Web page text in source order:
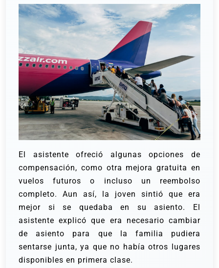
El asistente ofreció algunas opciones de
compensación, como otra mejora gratuita en
vuelos futuros o incluso un reembolso
completo. Aun así, la joven sintió que era
mejor si se quedaba en su asiento. El
asistente explicó que era necesario cambiar
de asiento para que la familia pudiera
sentarse junta, ya que no había otros lugares
disponibles en primera clase.